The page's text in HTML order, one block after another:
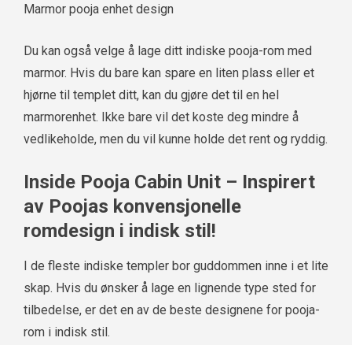
Marmor pooja enhet design
Du kan også velge å lage ditt indiske pooja-rom med
marmor. Hvis du bare kan spare en liten plass eller et
hjørne til templet ditt, kan du gjøre det til en hel
marmorenhet. Ikke bare vil det koste deg mindre å
vedlikeholde, men du vil kunne holde det rent og ryddig.
Inside Pooja Cabin Unit – Inspirert
av Poojas konvensjonelle
romdesign i indisk stil!
I de fleste indiske templer bor guddommen inne i et lite
skap. Hvis du ønsker å lage en lignende type sted for
tilbedelse, er det en av de beste designene for pooja-
rom i indisk stil.